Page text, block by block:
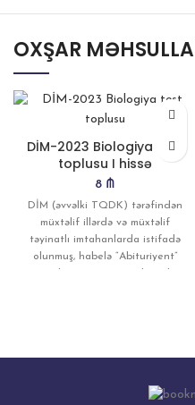
OXŞAR
DİM-2023 Biologiya test
toplusu I hissə
8 ₼
DİM (əvvəlki TQDK) tərəfindən
müxtəlif illərdə və müxtəlif
təyinatlı imtahanlarda istifadə
olunmuş, habelə “Abituriyent”